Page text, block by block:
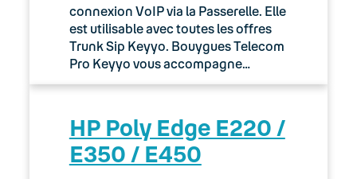
connexion VoIP via la Passerelle. Elle
est utilisable avec toutes les offres
Trunk Sip Keyyo. Bouygues Telecom
Pro Keyyo vous accompagne…
HP Poly Edge E220 /
E350 / E450